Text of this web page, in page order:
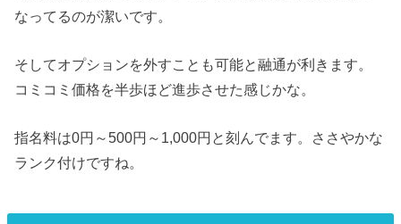
なってるのが潔いです。
そしてオプションを外すことも可能と融通が利きます。
コミコミ価格を半歩ほど進歩させた感じかな。
指名料は0円～500円～1,000円と刻んでます。ささやかな
ランク付けですね。